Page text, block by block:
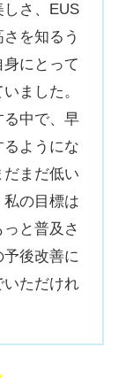
さ、EUS
を知るう
にとって
ました。
る中で、早
ようにな
だまだ低い
の目標は
と普及さ
後改善に
いただけれ